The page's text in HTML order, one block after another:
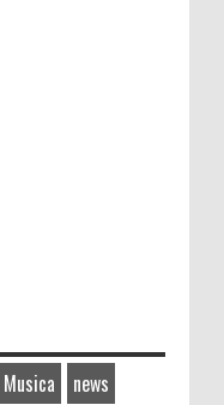
Musica news